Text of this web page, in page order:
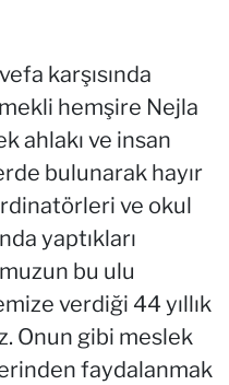
karşısında
hemşire Nejla
ahlakı ve insan
bulunarak hayır
ve okul
yaptıkları
bu ulu
verdiği 44 yıllık
Onun gibi meslek
faydalanmak